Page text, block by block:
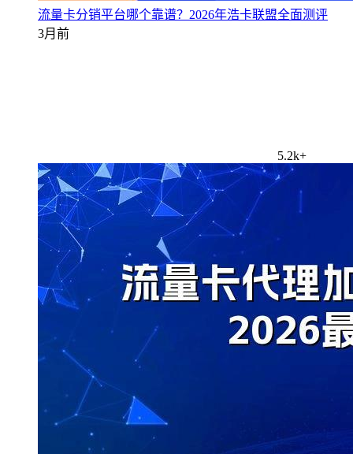
流量卡分销平台哪个靠谱？2026年浩卡联盟全面测评
3月前
5.2k+